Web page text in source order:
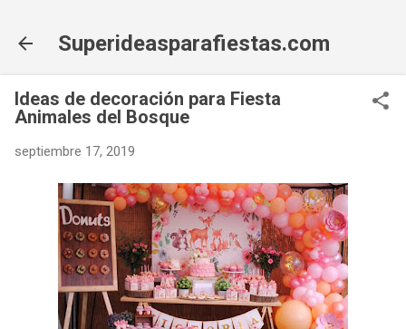
Superideasparafiestas.com
Ideas de decoración para Fiesta
Animales del Bosque
septiembre 17, 2019